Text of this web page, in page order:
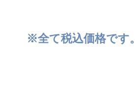
※全て税込価格です。